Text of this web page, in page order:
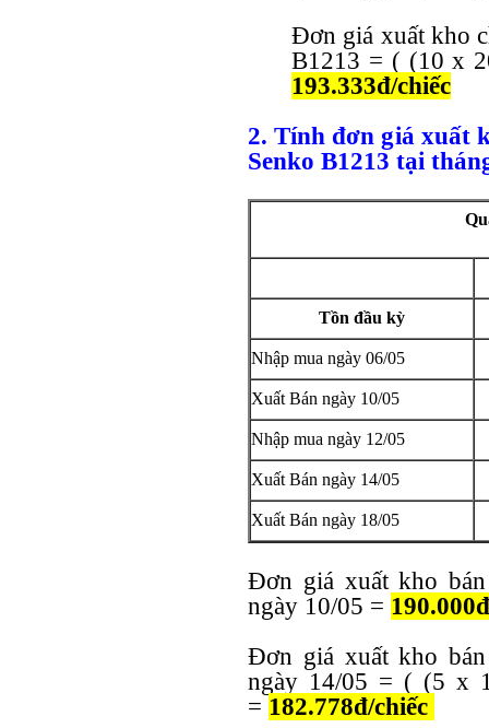
Đơn giá xuất kho
B1213 = ( (10 x
193.333đ/chiếc
2. Tính đơn giá xuất
Senko B1213 tại
Tồn đầu kỳ
Nhập mua ngày 06/05
Xuất Bán ngày 10/05
Nhập mua ngày 12/05
Xuất Bán ngày 14/05
Xuất Bán ngày 18/05
Đơn giá xuất kho
ngày 10/05 =
Đơn giá xuất kho
ngày 14/05 = ( (5 x
= 182.778đ/chiếc